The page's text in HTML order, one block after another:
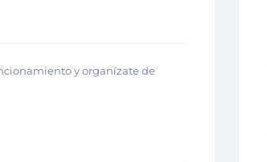
y organízate de